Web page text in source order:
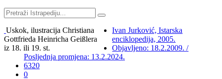
Uskok, ilustracija Christiana
Gottfrieda Heinricha Geißlera
iz 18. ili 19. st.
Ivan Jurković, Istarska
enciklopedija, 2005.
Objavljeno: 18.2.2009. /
Posljednja promjena: 13.2.2024.
6320
0